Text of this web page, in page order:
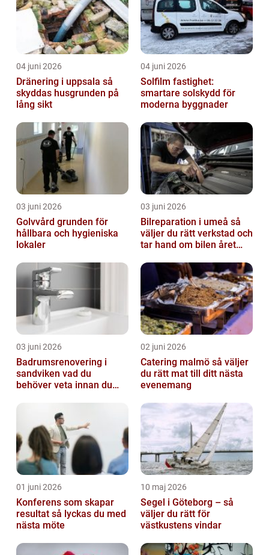
04 juni 2026
Dränering i uppsala så
skyddas husgrunden på
lång sikt
04 juni 2026
Solfilm fastighet:
smartare solskydd för
moderna byggnader
03 juni 2026
Golvvård grunden för
hållbara och hygieniska
lokaler
03 juni 2026
Bilreparation i umeå så
väljer du rätt verkstad och
tar hand om bilen året
03 juni 2026
Badrumsrenovering i
sandviken vad du
behöver veta innan du
02 juni 2026
Catering malmö så väljer
du rätt mat till ditt nästa
evenemang
01 juni 2026
Konferens som skapar
resultat så lyckas du med
nästa möte
10 maj 2026
Segel i Göteborg – så
väljer du rätt för
västkustens vindar